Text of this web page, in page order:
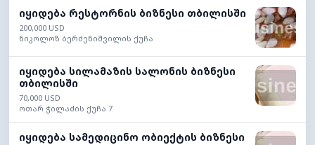
იყიდება რესტორნის ბიზნესი თბილისში
200,000 USD
ნიკოლოზ ბერძენიშვილის ქუჩა
იყიდება სილამაზის სალონის ბიზნესი
თბილისში
70,000 USD
ოთარ ჭილაძის ქუჩა 7
იყიდება სამედიცინო ობიექტის ბიზნესი